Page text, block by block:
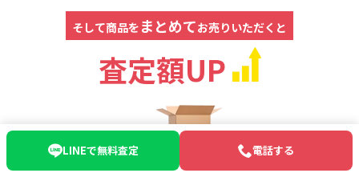
そして商品を まとめてお売りいただくと
査定額UP
電話する
LINEで無料査定